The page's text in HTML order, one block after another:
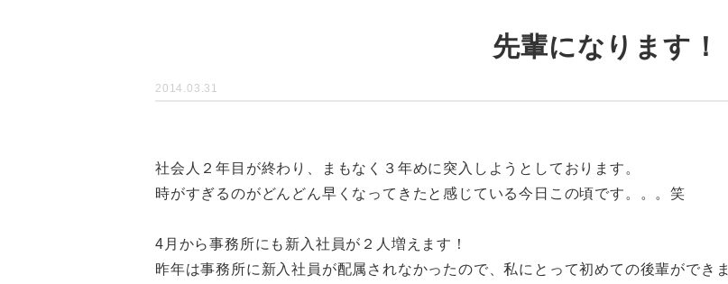
先輩になります！
2014.03.31
社会人２年目が終わり、まもなく３年めに突入しようとしております。
時がすぎるのがどんどん早くなってきたと感じている今日この頃です。。。笑
4月から事務所にも新入社員が２人増えます！
昨年は事務所に新入社員が配属されなかったので、私にとって初めての後輩ができま